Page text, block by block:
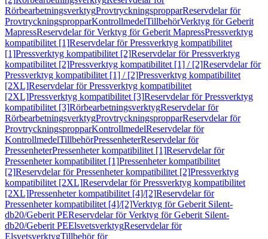
RörbearbetningsverktygProvtryckningspropparReservdelar för
ProvtryckningspropparKontrollmedelTillbehörVerktyg för Geberit
MapressReservdelar för Verktyg för Geberit MapressPressverktyg
kompatibilitet [1]Reservdelar för Pressverktyg kompatibilitet
[1]Pressverktyg kompatibilitet [2]Reservdelar för Pressverktyg
kompatibilitet [2]Pressverktyg kompatibilitet [1] / [2]Reservdelar för
Pressverktyg kompatibilitet [1] / [2]Pressverktyg kompatibilitet
[2XL]Reservdelar för Pressverktyg kompatibilitet
[2XL]Pressverktyg kompatibilitet [3]Reservdelar för Pressverktyg
kompatibilitet [3]RörbearbetningsverktygReservdelar för
RörbearbetningsverktygProvtryckningspropparReservdelar för
ProvtryckningspropparKontrollmedelReservdelar för
KontrollmedelTillbehörPressenheterReservdelar för
PressenheterPressenheter kompatibilitet [1]Reservdelar för
Pressenheter kompatibilitet [1]Pressenheter kompatibilitet
[2]Reservdelar för Pressenheter kompatibilitet [2]Pressverktyg
kompatibilitet [2XL]Reservdelar för Pressverktyg kompatibilitet
[2XL]Pressenheter kompatibilitet [4]/[2]Reservdelar för
Pressenheter kompatibilitet [4]/[2]Verktyg för Geberit Silent-
db20/Geberit PEReservdelar för Verktyg för Geberit Silent-
db20/Geberit PEElsvetsverktygReservdelar för
ElsvetsverktygTillbehör för